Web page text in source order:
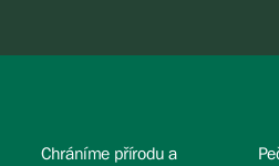
Chráníme přírodu a